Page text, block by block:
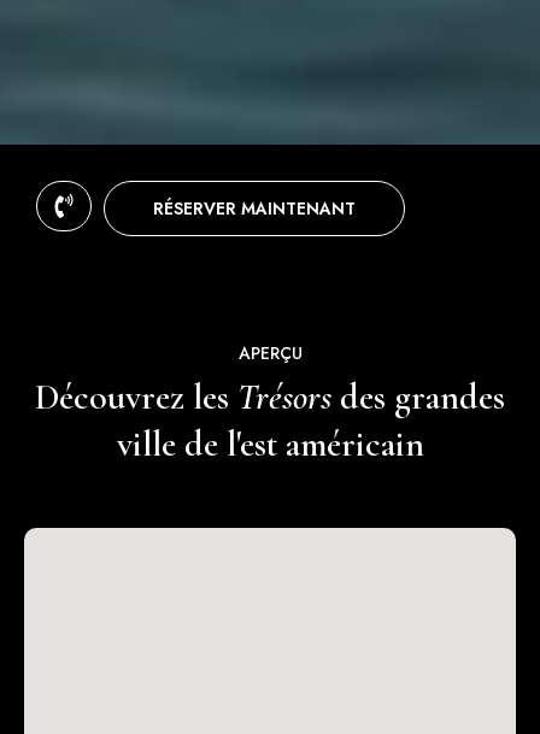
RÉSERVER MAINTENANT
APERÇU
Découvrez les Trésors des grandes
ville de l'est américain